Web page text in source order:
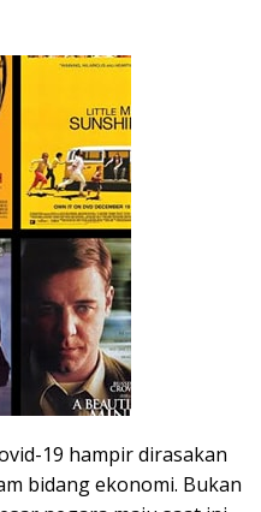
19 hampir dirasakan
bidang ekonomi. Bukan